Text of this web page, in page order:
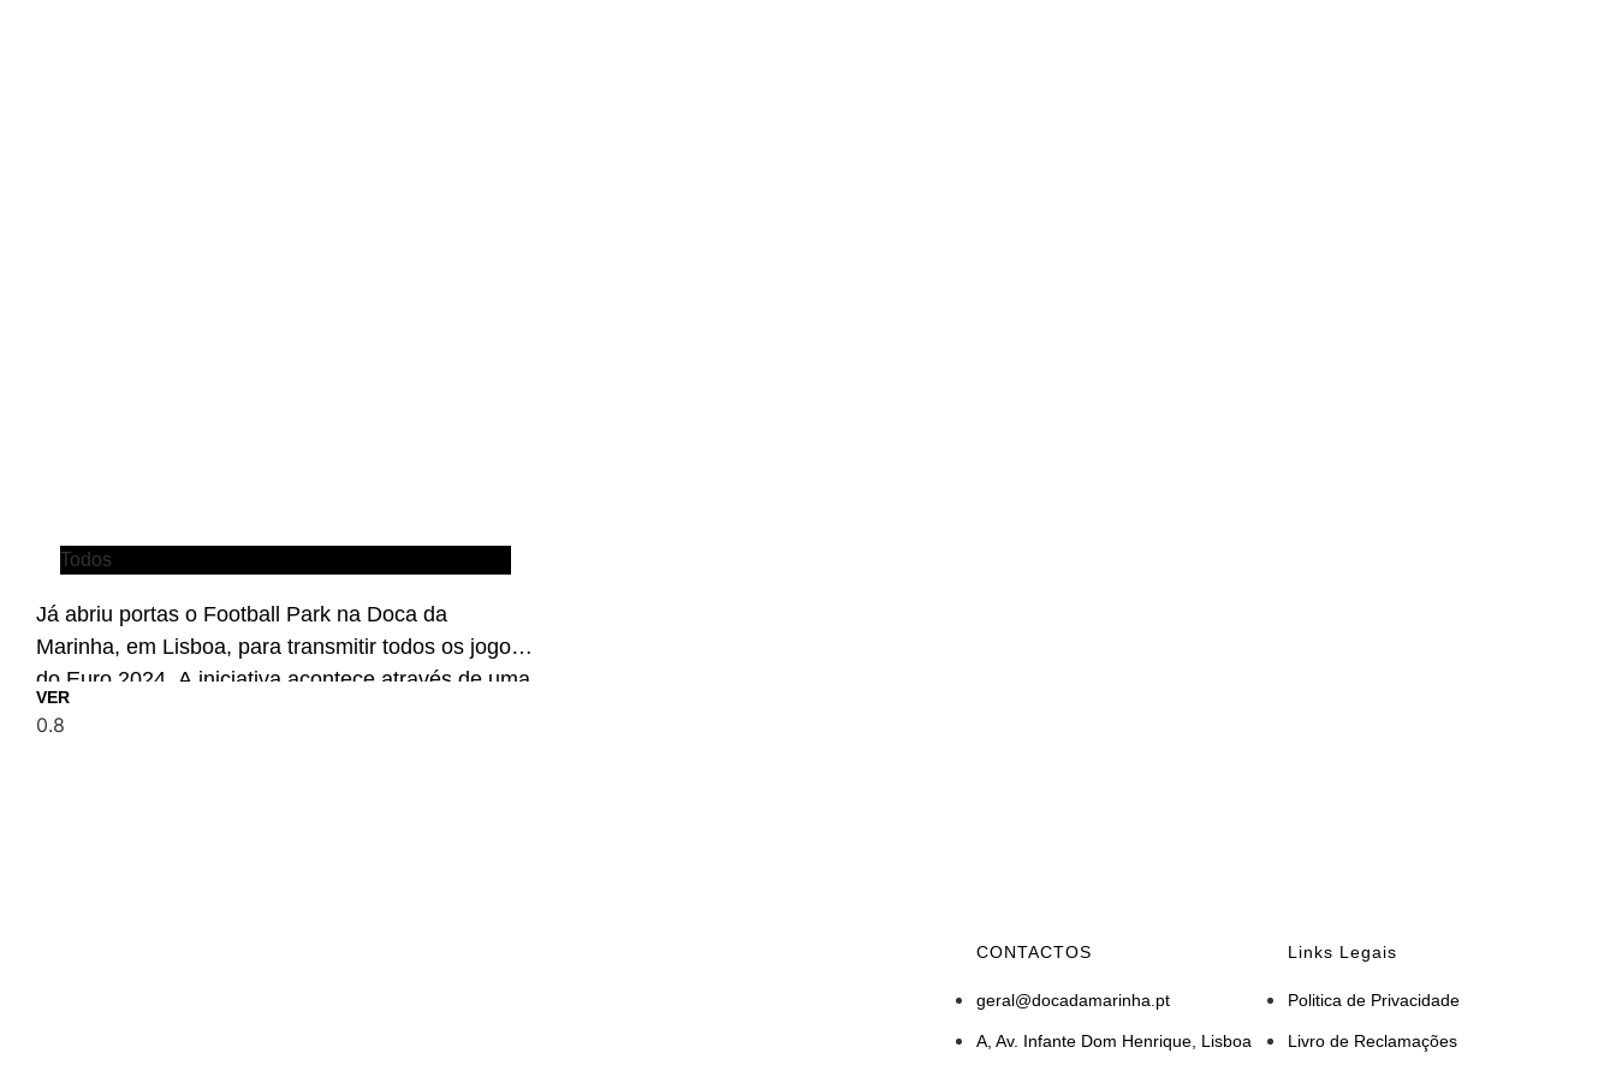
Todos
Já abriu portas o Football Park na Doca da
Marinha, em Lisboa, para transmitir todos os jogos
do Euro 2024. A iniciativa acontece através de uma
parceria entre a Sport TV, a Câmara Municipal de
VER
CONTACTOS
geral@docadamarinha.pt
A, Av. Infante Dom Henrique, Lisboa
Links Legais
Politica de Privacidade
Livro de Reclamações